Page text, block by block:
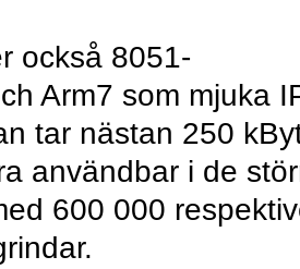
också 8051-
Arm7 som mjuka
tar nästan 250
användbar i de
600 000